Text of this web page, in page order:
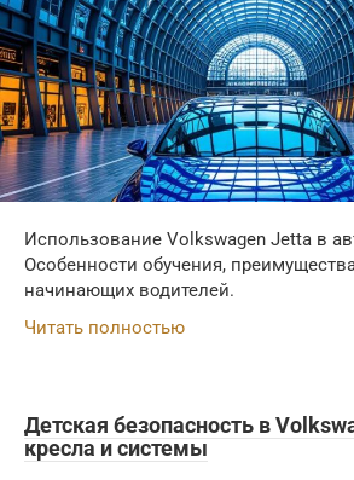
Использование Volkswagen Jetta в
Особенности обучения,
начинающих водителей.
Читать полностью
Детская безопасность в
кресла и системы